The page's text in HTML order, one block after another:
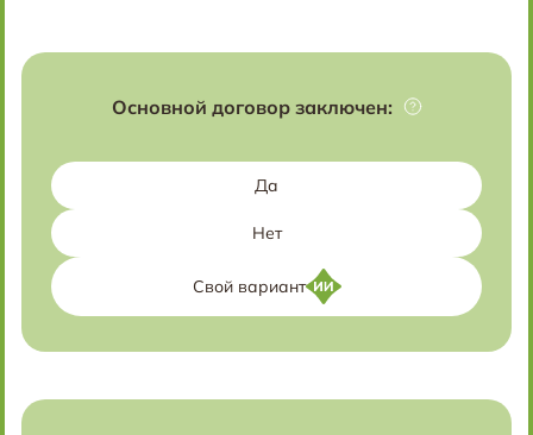
Основной договор заключен:
Да
Нет
Свой вариант